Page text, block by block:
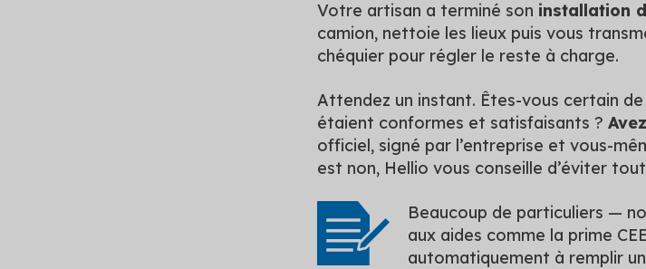
Votre artisan a terminé son installation
camion, nettoie les lieux puis vous
chéquier pour régler le reste à charge.
Attendez un instant. Êtes-vous certain
étaient conformes et satisfaisants ?
officiel, signé par l’entreprise et vous-
est non, Hellio vous conseille d’éviter
Beaucoup de particuliers —
aux aides comme la prime
automatiquement à remplir un